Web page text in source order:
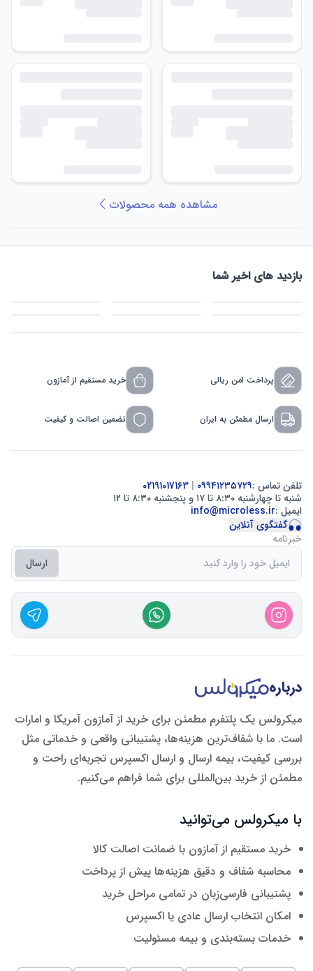
مشاهده همه محصولات
بازدید های اخیر شما
پرداخت امن ریالی خرید مستقیم از آمازون
ارسال مطمئن به ایران تضمین اصالت و کیفیت
تلفن تماس :۰۹۹۴۱۲۳۵۷۲۹ |
شنبه تا چهارشنبه ۸:۳۰ تا ۱۷ و پنجشنبه ۸:۳۰ تا ۱۲
ایمیل :info@microless.ir
گفتگوی آنلاین
خبرنامه
ارسال
درباره
میکرولس یک پلتفرم مطمئن برای خرید از آمازون آمریکا و امارات
است. ما با شفاف‌ترین هزینه‌ها، پشتیبانی واقعی و خدماتی مثل
بررسی کیفیت، بیمه ارسال و ارسال اکسپرس تجربه‌ای راحت و
مطمئن از خرید بین‌المللی برای شما فراهم می‌کنیم.
با میکرولس می‌توانید
خرید مستقیم از آمازون با ضمانت اصالت کالا
محاسبه شفاف و دقیق هزینه‌ها پیش از پرداخت
پشتیبانی فارسی‌زبان در تمامی مراحل خرید
امکان انتخاب ارسال عادی یا اکسپرس
خدمات بسته‌بندی و بیمه مسئولیت